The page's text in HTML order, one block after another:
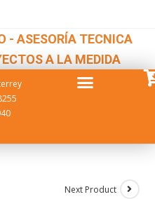
- ASESORÍA TECNICA
A LA MEDIDA
Next Product